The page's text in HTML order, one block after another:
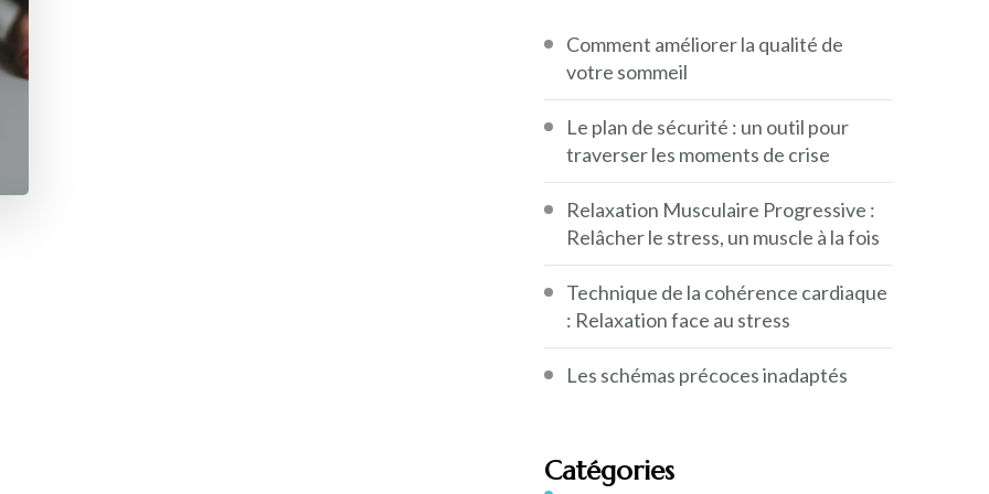
Comment améliorer la qualité de
votre sommeil
Le plan de sécurité : un outil pour
traverser les moments de crise
Relaxation Musculaire Progressive :
Relâcher le stress, un muscle à la fois
Technique de la cohérence cardiaque
: Relaxation face au stress
Les schémas précoces inadaptés
Catégories